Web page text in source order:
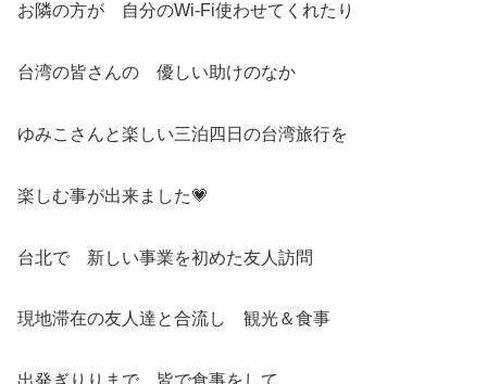
お隣の方が 自分のWi-Fi使わせてくれたり
台湾の皆さんの 優しい助けのなか
ゆみこさんと楽しい三泊四日の台湾旅行を
楽しむ事が出来ました💗
台北で 新しい事業を初めた友人訪問
現地滞在の友人達と合流し 観光＆食事